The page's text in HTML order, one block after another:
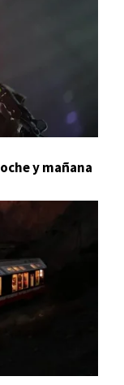
y mañana